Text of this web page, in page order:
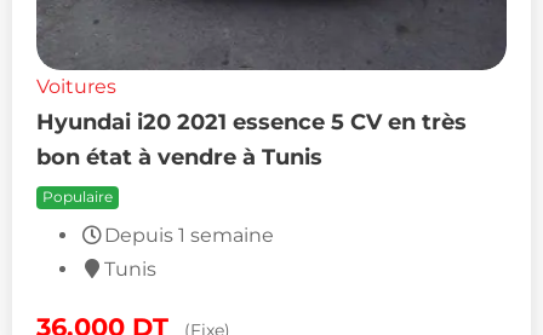
Voitures
Hyundai i20 2021 essence 5 CV en très
bon état à vendre à Tunis
Populaire
Depuis 1 semaine
Tunis
36,000 DT (Fixe)